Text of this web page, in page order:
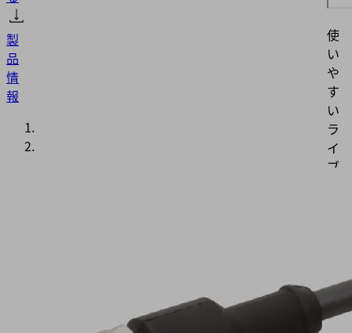
製
品
情
報
使
い
や
す
い
ラ
イ
ブ
ウ
ン